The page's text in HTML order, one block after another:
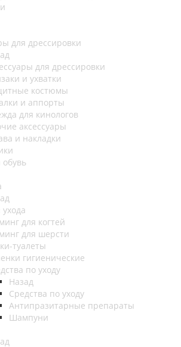
для дрессировки
для дрессировки
и ухватки
костюмы
и аппорты
для кинологов
аксессуары
и накладки
для когтей
для шерсти
туалеты
гигиенические
по уходу
Назад
Средства по уходу
Антипразитарные препараты
Шампуни